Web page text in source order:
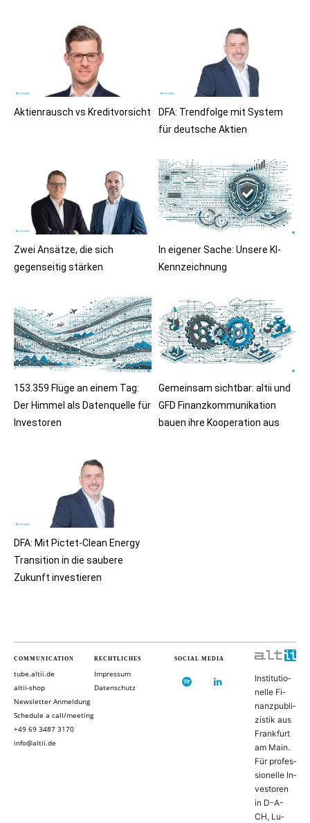
Aktienrausch vs Kreditvorsicht
DFA: Trendfolge mit System
für deutsche Aktien
Zwei Ansätze, die sich
gegenseitig stärken
In eigener Sache: Unsere KI-
Kennzeichnung
153.359 Flüge an einem Tag:
Der Himmel als Datenquelle für
Investoren
Gemeinsam sichtbar: altii und
GFD Finanzkommunikation
bauen ihre Kooperation aus
DFA: Mit Pictet-Clean Energy
Transition in die saubere
Zukunft investieren
COMMUNICATION
tube.altii.de
altii-shop
Newsletter Anmeldung
Schedule a call/meeting
+49 69 3487 3170
info@altii.de
RECHTLICHES
Impressum
Datenschutz
SOCIAL MEDIA
In­sti­tu­ti­o­
nel­le Fi­
nanz­pu­bli­
zis­tik aus
Frank­furt
am Main.
Für pro­fes­
si­o­nel­le In­
ves­to­ren
in D-­A­-
CH, Lu­